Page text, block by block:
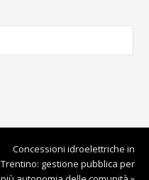
Concessioni idroelettriche in
Trentino: gestione pubblica per